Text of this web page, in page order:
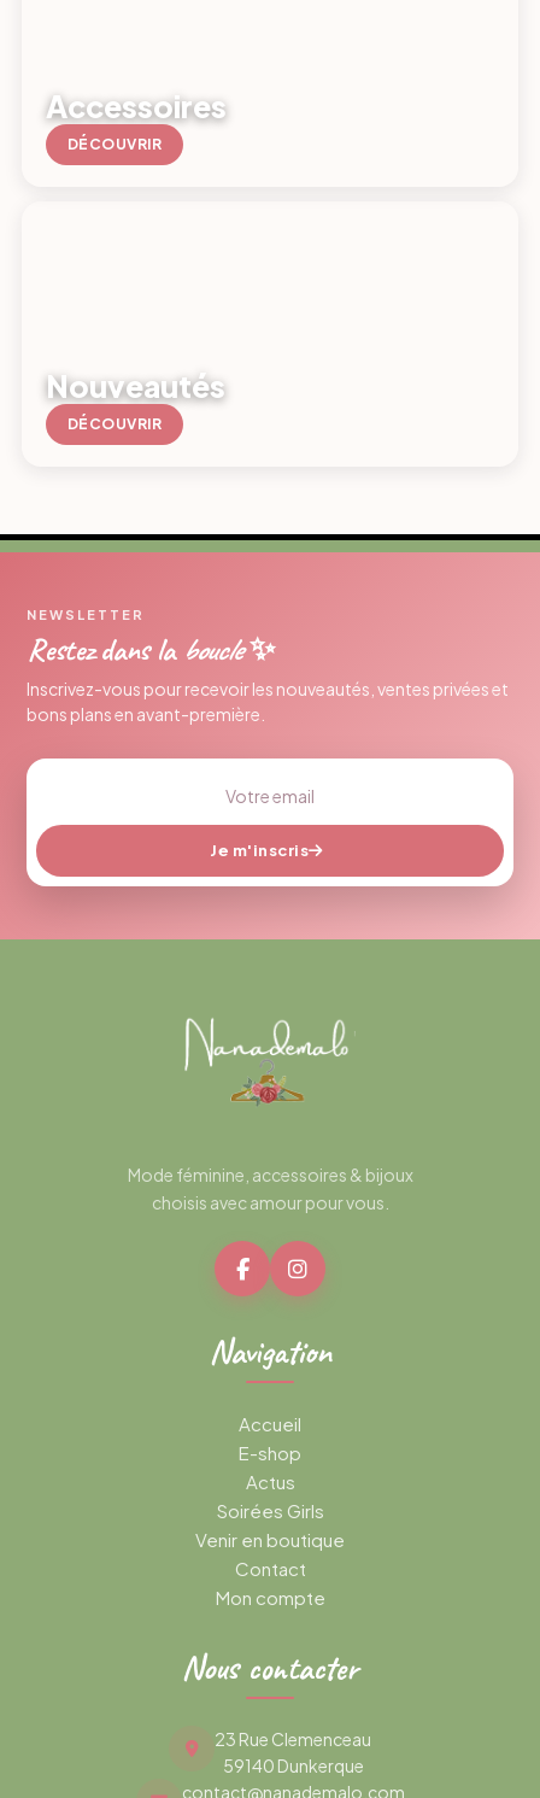
Accessoires
DÉCOUVRIR
Nouveautés
DÉCOUVRIR
NEWSLETTER
Restez dans la boucle✨
Inscrivez-vous pour recevoir les nouveautés, ventes privées et
bons plans en avant-première.
Je m'inscris
Mode féminine, accessoires & bijoux
choisis avec amour pour vous.
Navigation
Accueil
E-shop
Actus
Soirées Girls
Venir en boutique
Contact
Mon compte
Nous contacter
23 Rue Clemenceau
59140 Dunkerque
contact@nanademalo.com